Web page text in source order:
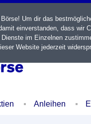
Anleihen
Um dir das
einverstanden, dass wir
im Einzelnen
Website jederzeit